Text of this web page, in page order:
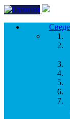
Перейти к